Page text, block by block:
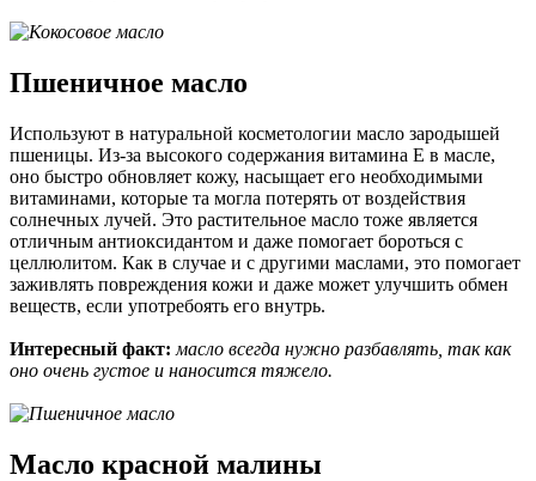
Пшеничное масло
Используют в натуральной косметологии масло зародышей
пшеницы. Из-за высокого содержания витамина Е в масле,
оно быстро обновляет кожу, насыщает его необходимыми
витаминами, которые та могла потерять от воздействия
солнечных лучей. Это растительное масло тоже является
отличным антиоксидантом и даже помогает бороться с
целлюлитом. Как в случае и с другими маслами, это помогает
заживлять повреждения кожи и даже может улучшить обмен
веществ, если употребоять его внутрь.
Интересный факт: масло всегда нужно разбавлять, так как
оно очень густое и наносится тяжело.
Масло красной малины